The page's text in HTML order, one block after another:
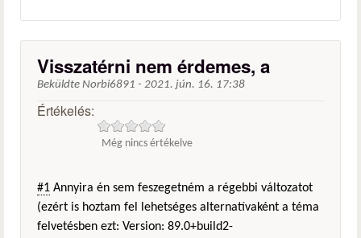
Visszatérni nem érdemes, a
Beküldte Norbi6891 - 2021. jún. 16. 17:38
Értékelés:
Még nincs értékelve
#1 Annyira én sem feszegetném a régebbi változatot
(ezért is hoztam fel lehetséges alternatívaként a téma
felvetésben ezt: Version: 89.0+build2-